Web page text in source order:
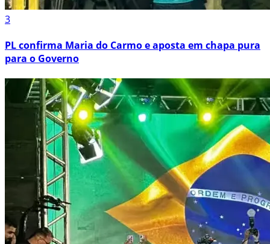
3
PL confirma Maria do Carmo e aposta em chapa pura
para o Governo